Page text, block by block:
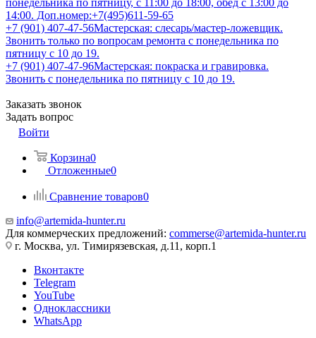
понедельника по пятницу, с 11:00 до 18:00, обед с 13:00 до
14:00. Доп.номер:+7(495)611-59-65
+7 (901) 407-47-56Мастерская: слесарь/мастер-ложевщик.
Звонить только по вопросам ремонта с понедельника по
пятницу с 10 до 19.
+7 (901) 407-47-96Мастерская: покраска и гравировка.
Звонить с понедельника по пятницу с 10 до 19.
Заказать звонок
Задать вопрос
Войти
Корзина0
Отложенные0
Сравнение товаров0
info@artemida-hunter.ru
Для коммерческих предложений: commerse@artemida-hunter.ru
г. Москва, ул. Тимирязевская, д.11, корп.1
Вконтакте
Telegram
YouTube
Одноклассники
WhatsApp